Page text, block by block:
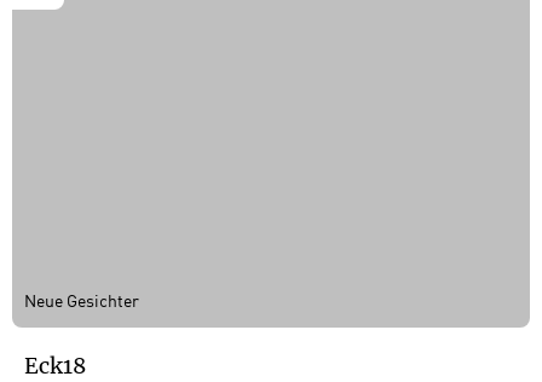
Neue Gesichter
Eck18